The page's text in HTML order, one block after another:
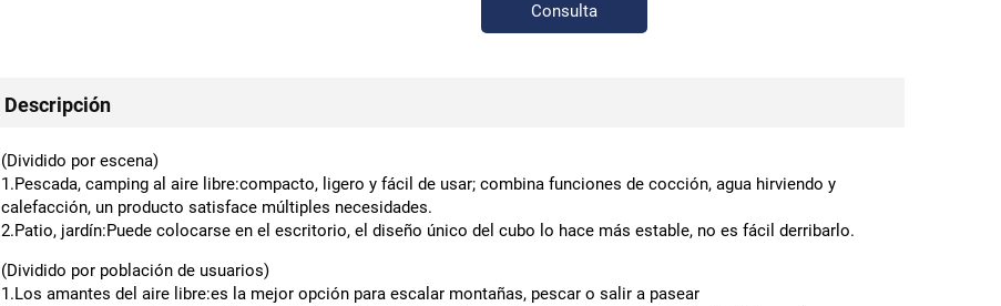
Consulta
Descripción
(Dividido por escena)
1.Pescada, camping al aire libre:compacto, ligero y fácil de usar; combina funciones de cocción, agua hirviendo y
calefacción, un producto satisface múltiples necesidades.
2.Patio, jardín:Puede colocarse en el escritorio, el diseño único del cubo lo hace más estable, no es fácil derribarlo.
(Dividido por población de usuarios)
1.Los amantes del aire libre:es la mejor opción para escalar montañas, pescar o salir a pasear